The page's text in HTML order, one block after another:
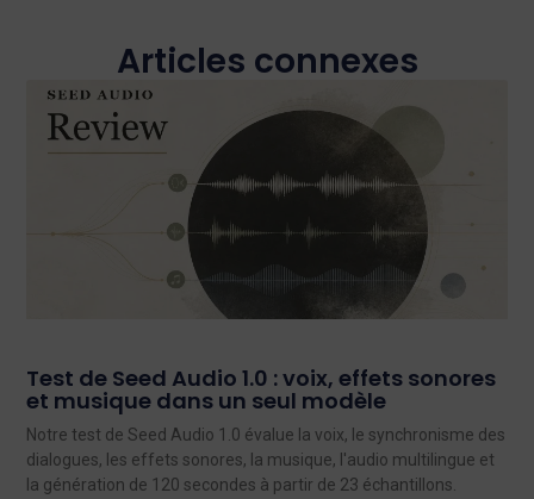
Articles connexes
Test de Seed Audio 1.0 : voix, effets sonores
et musique dans un seul modèle
Notre test de Seed Audio 1.0 évalue la voix, le synchronisme des
dialogues, les effets sonores, la musique, l'audio multilingue et
la génération de 120 secondes à partir de 23 échantillons.